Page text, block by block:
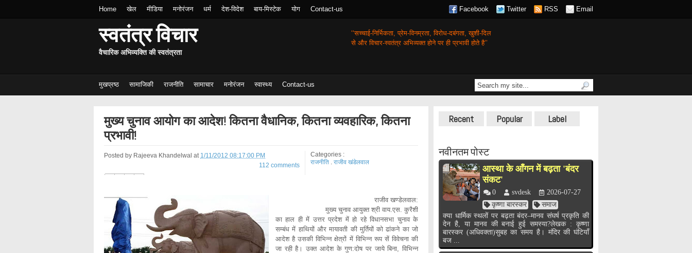
Home खेल मीडिया मनोरंजन धर्म देश-विदेश बाय-मिस्टेक योग Contact-us Facebook Twitter RSS Email
स्वतंत्र विचार
वैचारिक अभिव्यक्ति की स्वतंत्रता
‘‘सच्चाई-निर्भिकता, प्रेम-विनम्रता, विरोध-दबंगता,खुशी-दिल
से और विचार-स्वतंत्र अभिव्यक्त होने पर ही प्रभावी होते है’’
मुखप्रष्ठ सामाजिकी राजनीति सामाचार मनोरंजन स्वास्थ्य Contact-us
मुख्य चुनाव आयोग का आदेश! कितना वैधानिक, कितना व्यवहारिक, कितना
प्रभावी!
Posted by Rajeeva Khandelwal at 1/11/2012 08:17:00 PM
112 comments
Categories :
राजनीति . राजीव खंडेलवाल
राजीव खण्डेलवाल:
मुख्य चुनाव आयुक्त श्री वाय.एस. कुरैशी
का हाल ही में उत्तर प्रदेश में हो रहे विधानसभा चुनाव के
सम्बंध में हाथियों और मायावती की मुर्तियों को ढांकने का जो
आदेश है उसकी विभिन्न क्षेत्रों में विभिन्न रूप सें विवेचना की
जा रही है। उक्त आदेश के गुण:दोष पर जाये बिना, विभिन्न
Recent Popular Label
नवीनतम पोस्ट
आस्था के आँगन में बढ़ता 'बंदर
संकट'
0 svdesk
2026-07-27
कृष्णा बारस्कर
समाज
क्या धार्मिक स्थलों पर बढ़ता बंदर–मानव संघर्ष प्रकृति की
देन है, या मानव की बनाई हुई समस्या?लेखक : कृष्णा
बारस्कर (अधिवक्ता)सुबह का समय है। मंदिर की घंटियाँ
बज ...